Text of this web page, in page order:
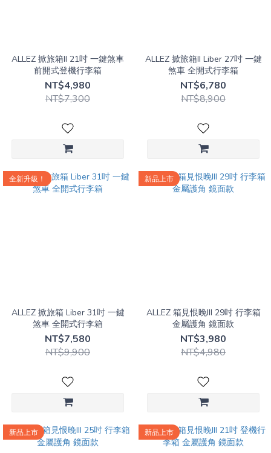
ALLEZ 掀旅箱II 21吋 一鍵煞車
前開式登機行李箱
NT$4,980
NT$7,300
ALLEZ 掀旅箱II Liber 27吋 一鍵
煞車 全開式行李箱
NT$6,780
NT$8,900
全新升級！
ALLEZ 掀旅箱 Liber 31吋 一鍵
煞車 全開式行李箱
NT$7,580
NT$9,900
新品上市
ALLEZ 箱見恨晚III 29吋 行李箱
金屬護角 鏡面款
NT$3,980
NT$4,980
新品上市 新品上市